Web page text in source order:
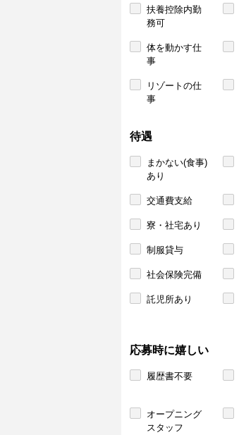
扶養控除内勤
務可
体を動かす仕
事
リゾートの仕
事
待遇
まかない(食事)
あり
交通費支給
寮・社宅あり
制服貸与
社会保険完備
託児所あり
応募時に嬉しい
履歴書不要
オープニング
スタッフ